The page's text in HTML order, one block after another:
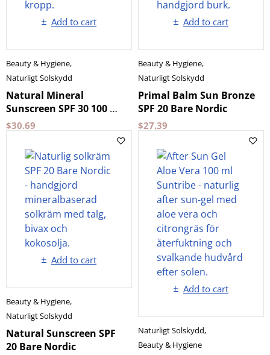
Add to cart
Beauty & Hygiene,
Naturligt Solskydd
Natural Mineral
Sunscreen SPF 30 100 ml
Suntribe
$30.69
Add to cart
Beauty & Hygiene,
Naturligt Solskydd
Primal Balm Sun Bronze
SPF 20 Bare Nordic
$27.39
Add to cart
Beauty & Hygiene,
Naturligt Solskydd
Natural Sunscreen SPF
20 Bare Nordic
Add to cart
Naturligt Solskydd,
Beauty & Hygiene